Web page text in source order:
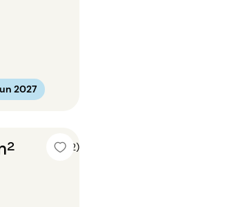
2027
4 (2)